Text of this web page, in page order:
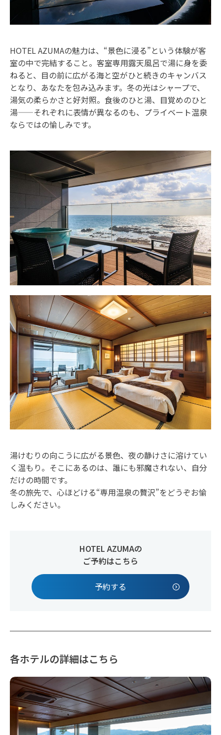
HOTEL AZUMAの魅力は、“景色に浸る”という体験が客
室の中で完結すること。客室専用露天風呂で湯に身を委
ねると、目の前に広がる海と空がひと続きのキャンバス
となり、あなたを包み込みます。冬の光はシャープで、
湯気の柔らかさと好対照。食後のひと湯、目覚めのひと
湯——それぞれに表情が異なるのも、プライベート温泉
ならではの愉しみです。
湯けむりの向こうに広がる景色、夜の静けさに溶けてい
く温もり。そこにあるのは、誰にも邪魔されない、自分
だけの時間です。
冬の旅先で、心ほどける“専用温泉の贅沢”をどうぞお愉
しみください。
HOTEL AZUMAの
ご予約はこちら
予約する
各ホテルの詳細はこちら